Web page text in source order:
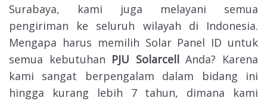
Surabaya, kami juga melayani semua
pengiriman ke seluruh wilayah di Indonesia.
Mengapa harus memilih Solar Panel ID untuk
semua kebutuhan PJU SolarcellAnda? Karena
kami sangat berpengalam dalam bidang ini
hingga kurang lebih 7 tahun, dimana kami